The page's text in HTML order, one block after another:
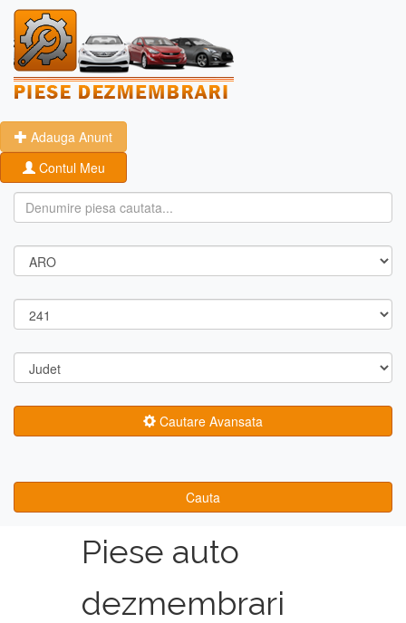
Adauga Anunt
Contul Meu
Cautare Avansata
Cauta
Piese auto
dezmembrari